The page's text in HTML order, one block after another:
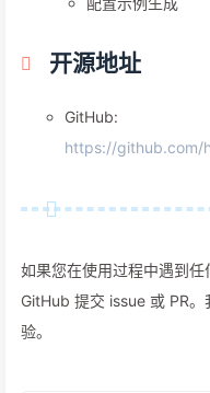
开源地址
GitHub:
https://github.com/
如果您在使用过程中遇到
GitHub 提交 issue 或 PR
验。